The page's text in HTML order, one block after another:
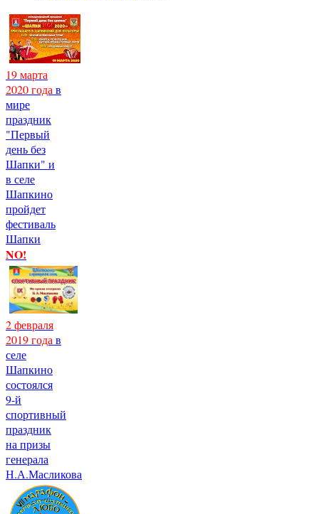
19 марта
2020 года в
мире
праздник
"Первый
день без
Шапки" и
в селе
Шапкино
пройдет
фестиваль
Шапки
NO!
2 февраля
2019 года в
селе
Шапкино
состоялся
9-й
спортивный
праздник
на призы
генерала
Н.А.Масликова